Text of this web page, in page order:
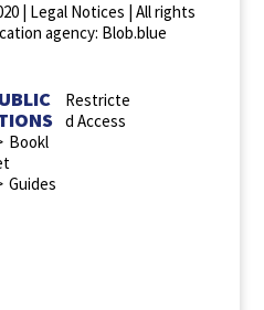
| Legal Notices | All rights
agency: Blob.blue
Bookl
Guides
Restricte
d Access